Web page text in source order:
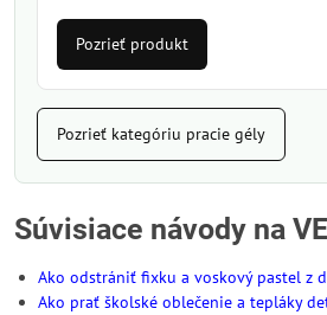
Pozrieť produkt
Pozrieť kategóriu pracie gély
Súvisiace návody na
Ako odstrániť fixku a voskový pastel z
Ako prať školské oblečenie a tepláky